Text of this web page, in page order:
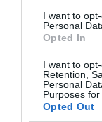
I want to
Personal
Opted In
I want to
Retention,
Personal
Purposes for
Opted Out
La mesa